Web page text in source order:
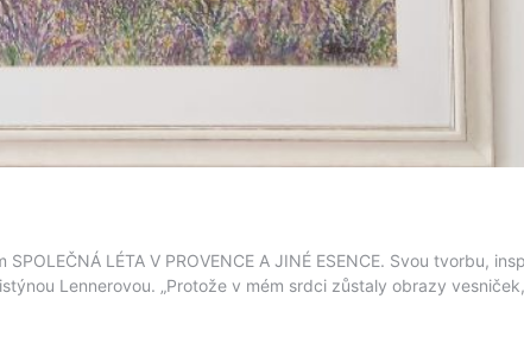
LÉTA V PROVENCE A JINÉ ESENCE. Svou tvorbu,
Lennerovou. „Protože v mém srdci zůstaly obrazy